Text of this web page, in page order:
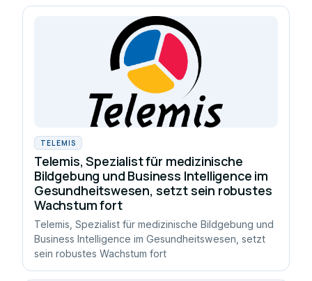
TELEMIS
Telemis, Spezialist für medizinische
Bildgebung und Business Intelligence im
Gesundheitswesen, setzt sein robustes
Wachstum fort
Telemis, Spezialist für medizinische Bildgebung und
Business Intelligence im Gesundheitswesen, setzt
sein robustes Wachstum fort